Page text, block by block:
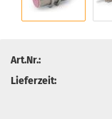
Art.Nr.:
Lieferzeit: